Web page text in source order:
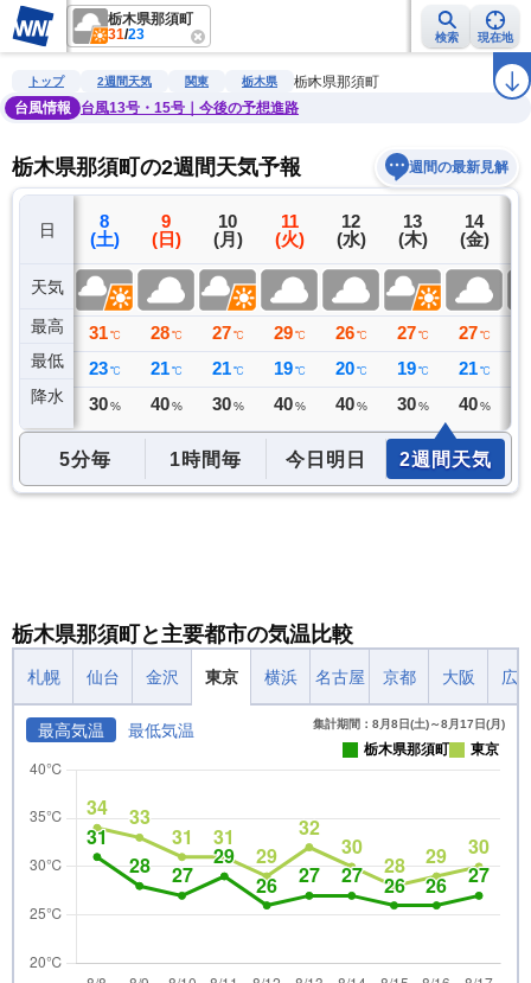
栃木県那須町
31/23 検索 現在地
雨雲レーダー 台風情報 地震情報 警報・注意報 ラ
トップ 2週間天気 関東 栃木県
栃木県那須町
台風情報
台風13号・15号｜今後の予想進路
栃木県那須町の2週間天気予報 週間の最新見解
日
天気
最高
最低
降水
7
(金)
33 ℃
25 ℃
0 ミリ
8
(土)
31 ℃
23 ℃
30 %
9
(日)
28 ℃
21 ℃
40 %
10
(月)
27 ℃
21 ℃
30 %
11
(火)
29 ℃
19 ℃
40 %
12
(水)
26 ℃
20 ℃
40 %
13
(木)
27 ℃
19 ℃
30 %
14
(金)
27 ℃
21 ℃
40 %
5分毎 1時間毎 今日明日 2週間天気
栃木県那須町と主要都市の気温比較
札幌 仙台 金沢 東京 横浜 名古屋 京都 大阪 広
最高気温 最低気温 集計期間：8月8日(土)～8月17日(月)
栃木県那須町 東京